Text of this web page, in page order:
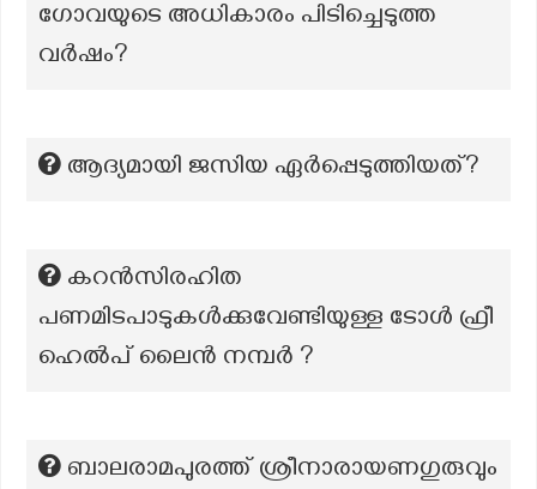
ഗോവയുടെ അധികാരം പിടിച്ചെടുത്ത
വർഷം?
ആദ്യമായി ജസിയ ഏർപ്പെടുത്തിയത്?
കറൻസിരഹിത
പണമിടപാടുകൾക്കുവേണ്ടിയുള്ള ടോൾ ഫ്രീ
ഹെൽപ് ലൈൻ നമ്പർ ?
ബാലരാമപുരത്ത് ശ്രീനാരായണഗുരുവും